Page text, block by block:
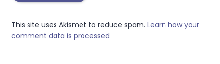
This site uses Akismet to reduce spam. Learn how your
comment data is processed.